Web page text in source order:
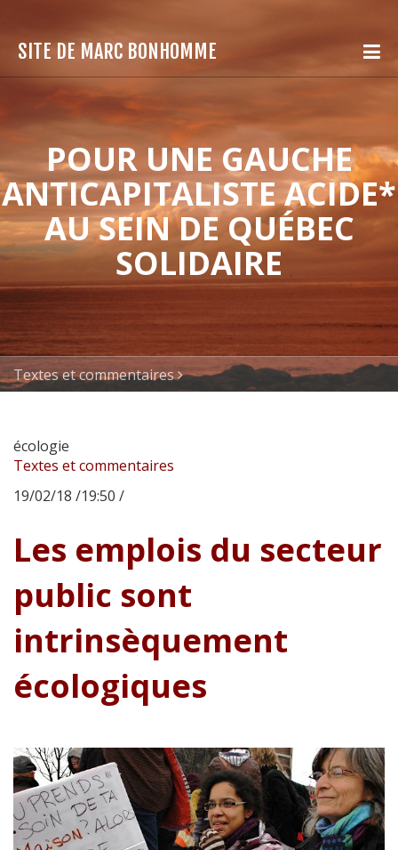
SITE DE MARC BONHOMME
POUR UNE GAUCHE
ANTICAPITALISTE ACIDE*
AU SEIN DE QUÉBEC
SOLIDAIRE
Textes et commentaires
écologie
Textes et commentaires
19/02/18 /19:50 /
Les emplois du secteur
public sont
intrinsèquement
écologiques